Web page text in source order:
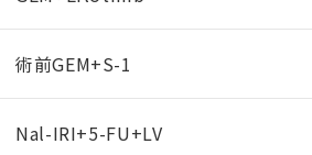
術前GEM+S-1
Nal-IRI+5-FU+LV